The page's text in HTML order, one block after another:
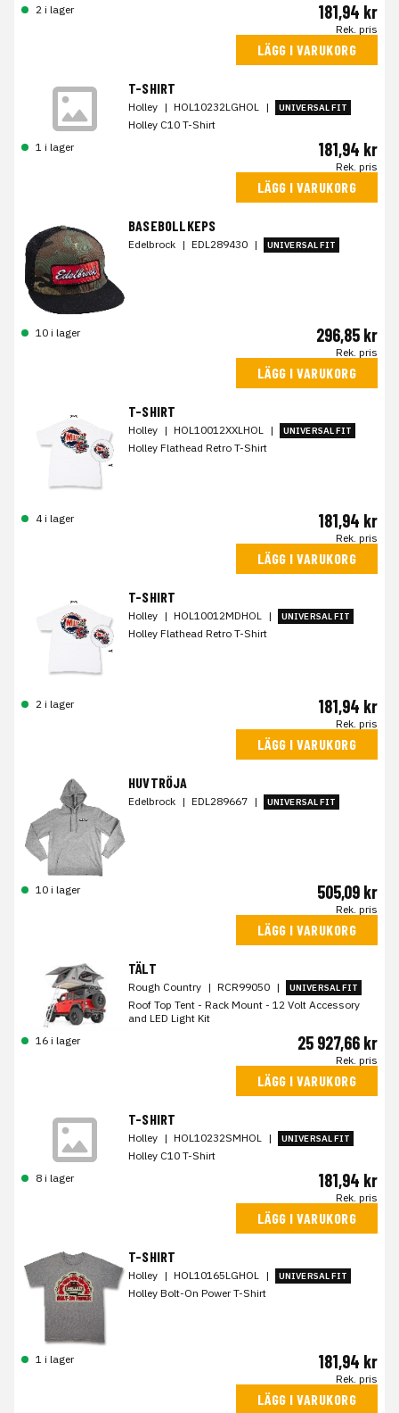
2 i lager 181,94 kr
Rek. pris
LÄGG I VARUKORG
T-SHIRT
Holley | HOL10232LGHOL | UNIVERSAL FIT
Holley C10 T-Shirt
1 i lager
181,94 kr
Rek. pris
LÄGG I VARUKORG
BASEBOLLKEPS
Edelbrock | EDL289430 | UNIVERSAL FIT
10 i lager 296,85 kr
Rek. pris
LÄGG I VARUKORG
T-SHIRT
Holley | HOL10012XXLHOL | UNIVERSAL FIT
Holley Flathead Retro T-Shirt
4 i lager 181,94 kr
Rek. pris
LÄGG I VARUKORG
T-SHIRT
Holley | HOL10012MDHOL | UNIVERSAL FIT
Holley Flathead Retro T-Shirt
2 i lager 181,94 kr
Rek. pris
LÄGG I VARUKORG
HUVTRÖJA
Edelbrock | EDL289667 | UNIVERSAL FIT
10 i lager 505,09 kr
Rek. pris
LÄGG I VARUKORG
TÄLT
Rough Country | RCR99050 | UNIVERSAL FIT
Roof Top Tent - Rack Mount - 12 Volt Accessory
and LED Light Kit
16 i lager
25 927,66 kr
Rek. pris
LÄGG I VARUKORG
T-SHIRT
Holley | HOL10232SMHOL | UNIVERSAL FIT
Holley C10 T-Shirt
8 i lager
181,94 kr
Rek. pris
LÄGG I VARUKORG
T-SHIRT
Holley | HOL10165LGHOL | UNIVERSAL FIT
Holley Bolt-On Power T-Shirt
1 i lager 181,94 kr
Rek. pris
LÄGG I VARUKORG